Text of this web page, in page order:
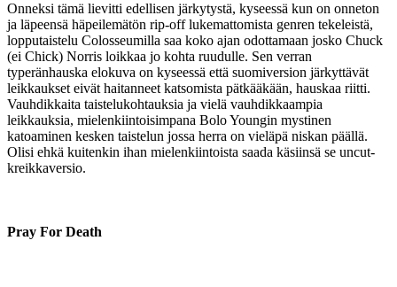
Onneksi tämä lievitti edellisen järkytystä, kyseessä kun on onneton
ja läpeensä häpeilemätön rip-off lukemattomista genren tekeleistä,
lopputaistelu Colosseumilla saa koko ajan odottamaan josko Chuck
(ei Chick) Norris loikkaa jo kohta ruudulle. Sen verran
typeränhauska elokuva on kyseessä että suomiversion järkyttävät
leikkaukset eivät haitanneet katsomista pätkääkään, hauskaa riitti.
Vauhdikkaita taistelukohtauksia ja vielä vauhdikkaampia
leikkauksia, mielenkiintoisimpana Bolo Youngin mystinen
katoaminen kesken taistelun jossa herra on vieläpä niskan päällä.
Olisi ehkä kuitenkin ihan mielenkiintoista saada käsiinsä se uncut-
kreikkaversio.
Pray For Death